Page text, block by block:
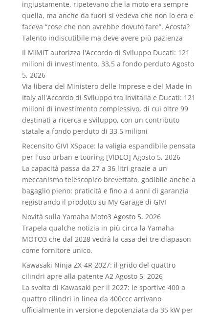
ingiustamente, ripetevano che la moto era sempre
quella, ma anche da fuori si vedeva che non lo era e
faceva “cose che non avrebbe dovuto fare”. Acosta?
Talento indiscutibile ma deve avere più pazienza
Il MIMIT autorizza l'Accordo di Sviluppo Ducati: 121
milioni di investimento, 33,5 a fondo perduto Agosto
5, 2026
Via libera del Ministero delle Imprese e del Made in
Italy all'Accordo di Sviluppo tra Invitalia e Ducati: 121
milioni di investimento complessivo, di cui oltre 99
destinati a ricerca e sviluppo, con un contributo
statale a fondo perduto di 33,5 milioni
Recensito GIVI XSpace: la valigia espandibile pensata
per l'uso urban e touring [VIDEO] Agosto 5, 2026
La capacità passa da 27 a 36 litri grazie a un
meccanismo telescopico brevettato, godibile anche a
bagaglio pieno: praticità e fino a 4 anni di garanzia
registrando il prodotto su My Garage di GIVI
Novità sulla Yamaha Moto3 Agosto 5, 2026
Trapela qualche notizia in più circa la Yamaha
MOTO3 che dal 2028 vedrà la casa dei tre diapason
come fornitore unico.
Kawasaki Ninja ZX-4R 2027: il grido del quattro
cilindri apre alla patente A2 Agosto 5, 2026
La svolta di Kawasaki per il 2027: le sportive 400 a
quattro cilindri in linea da 400ccc arrivano
ufficialmente in versione depotenziata da 35 kW per